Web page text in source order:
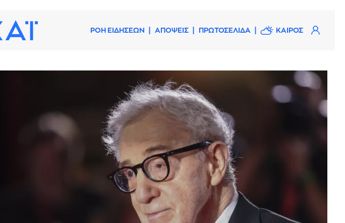
ΡΟΗ ΕΙΔΗΣΕΩΝ ΑΠΟΨΕΙΣ ΠΡΩΤΟΣΕΛΙΔΑ ΚΑΙΡΟΣ